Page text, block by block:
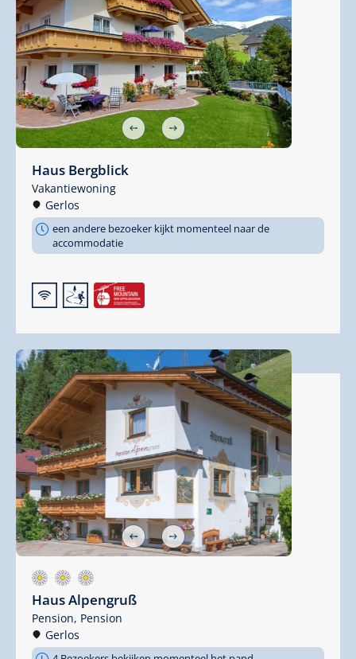
Haus Bergblick
Vakantiewoning
Gerlos
een andere bezoeker kijkt momenteel naar de
accommodatie
🜉🞷
Haus Alpengruß
Pension, Pension
Gerlos